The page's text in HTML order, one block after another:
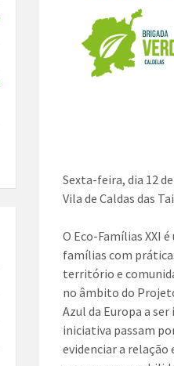
Sexta-feira, dia 12
Vila de Caldas das
O Eco-Famílias XXI
famílias com
território e
no âmbito do
Azul da Europa a
iniciativa passam
evidenciar a